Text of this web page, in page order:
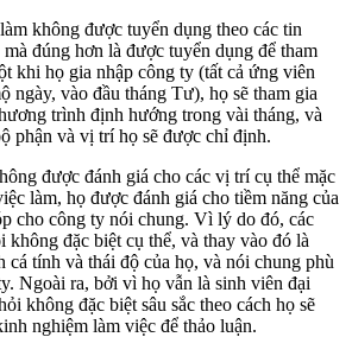
không được tuyển dụng theo các tin
đúng hơn là được tuyển dụng để tham
khi họ gia nhập công ty (tất cả ứng viên
ngày, vào đầu tháng Tư), họ sẽ tham gia
trình định hướng trong vài tháng, và
phận và vị trí họ sẽ được chỉ định.
được đánh giá cho các vị trí cụ thể mặc
làm, họ được đánh giá cho tiềm năng của
cho công ty nói chung. Vì lý do đó, các
không đặc biệt cụ thể, và thay vào đó là
cá tính và thái độ của họ, và nói chung phù
Ngoài ra, bởi vì họ vẫn là sinh viên đại
không đặc biệt sâu sắc theo cách họ sẽ
nghiệm làm việc để thảo luận.